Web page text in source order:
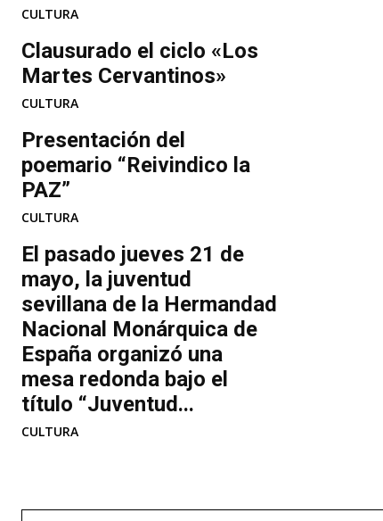
CULTURA
Clausurado el ciclo «Los
Martes Cervantinos»
CULTURA
Presentación del
poemario “Reivindico la
PAZ”
CULTURA
El pasado jueves 21 de
mayo, la juventud
sevillana de la Hermandad
Nacional Monárquica de
España organizó una
mesa redonda bajo el
título “Juventud...
CULTURA